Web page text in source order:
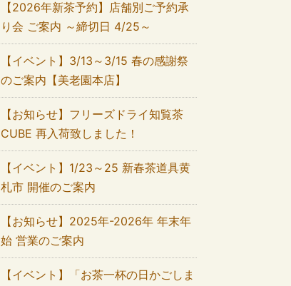
【2026年新茶予約】店舗別ご予約承
り会 ご案内 ～締切日 4/25～
【イベント】3/13～3/15 春の感謝祭
のご案内【美老園本店】
【お知らせ】フリーズドライ知覧茶
CUBE 再入荷致しました！
【イベント】1/23～25 新春茶道具黄
札市 開催のご案内
【お知らせ】2025年-2026年 年末年
始 営業のご案内
【イベント】「お茶一杯の日かごしま